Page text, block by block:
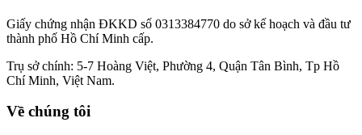
Giấy chứng nhận ĐKKD số 0313384770 do sở kế hoạch và đầu tư
thành phố Hồ Chí Minh cấp.
Trụ sở chính: 5-7 Hoàng Việt, Phường 4, Quận Tân Bình, Tp Hồ
Chí Minh, Việt Nam.
Về chúng tôi